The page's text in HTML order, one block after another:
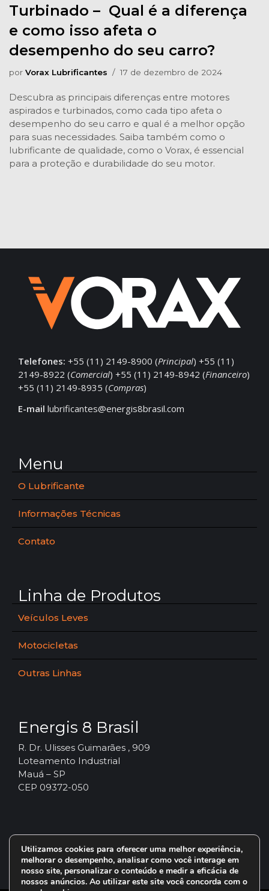
Turbinado – Qual é a diferença
e como isso afeta o
desempenho do seu carro?
por Vorax Lubrificantes 17 de dezembro de 2024
Descubra as principais diferenças entre motores
aspirados e turbinados, como cada tipo afeta o
desempenho do seu carro e qual é a melhor opção
para suas necessidades. Saiba também como o
lubrificante de qualidade, como o Vorax, é essencial
para a proteção e durabilidade do seu motor.
Telefones: +55 (11) 2149-8900 (Principal) +55 (11)
2149-8922 (Comercial) +55 (11) 2149-8942 (Financeiro)
+55 (11) 2149-8935 (Compras)
E-mail lubrificantes@energis8brasil.com
Menu
O Lubrificante
Informações Técnicas
Contato
Linha de Produtos
Veículos Leves
Motocicletas
Outras Linhas
Energis 8 Brasil
R. Dr. Ulisses Guimarães , 909
Loteamento Industrial
Mauá – SP
CEP 09372-050
Utilizamos cookies para oferecer uma melhor experiência,
melhorar o desempenho, analisar como você interage em
nosso site, personalizar o conteúdo e medir a eficácia de
nossos anúncios. Ao utilizar este site você concorda com o